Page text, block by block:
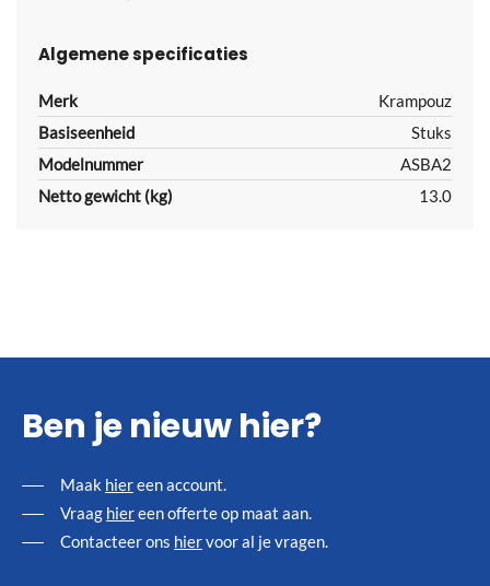
Algemene specificaties
Merk
Krampouz
Basiseenheid
Stuks
Modelnummer
ASBA2
Netto gewicht (kg)
13.0
Ben je nieuw hier?
Maak hiereen account.
Vraag hiereen offerte op maat aan.
Contacteer ons hiervoor al je vragen.